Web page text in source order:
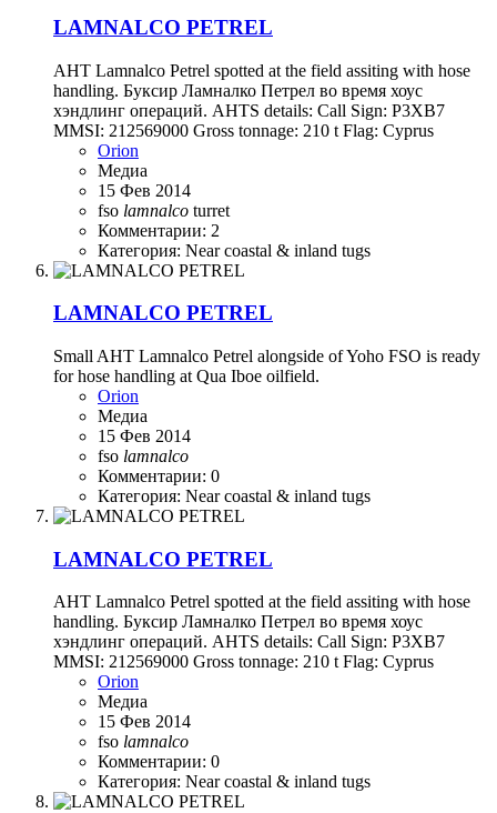
LAMNALCO PETREL
AHT Lamnalco Petrel spotted at the field assiting with hose
handling. Буксир Ламналко Петрел во время хоус
хэндлинг операций. AHTS details: Call Sign: P3XB7
MMSI: 212569000 Gross tonnage: 210 t Flag: Cyprus
Orion
Медиа
15 Фев 2014
fso lamnalco turret
Комментарии: 2
Категория: Near coastal & inland tugs
LAMNALCO PETREL
Small AHT Lamnalco Petrel alongside of Yoho FSO is ready
for hose handling at Qua Iboe oilfield.
Orion
Медиа
15 Фев 2014
fso lamnalco
Комментарии: 0
Категория: Near coastal & inland tugs
LAMNALCO PETREL
AHT Lamnalco Petrel spotted at the field assiting with hose
handling. Буксир Ламналко Петрел во время хоус
хэндлинг операций. AHTS details: Call Sign: P3XB7
MMSI: 212569000 Gross tonnage: 210 t Flag: Cyprus
Orion
Медиа
15 Фев 2014
fso lamnalco
Комментарии: 0
Категория: Near coastal & inland tugs